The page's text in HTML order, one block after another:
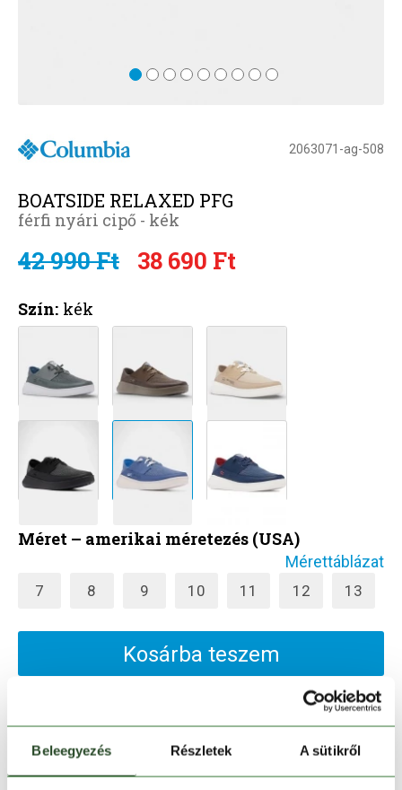
Beleegyezés Részletek A sütikről
2063071-ag-508
BOATSIDE RELAXED PFG
férfi nyári cipő - kék
42 990 Ft 38 690 Ft
Szín: kék
Méret – amerikai méretezés (USA)
Mérettáblázat
7 8 9 10 11 12 13
Kosárba teszem
30 napos visszaküldés